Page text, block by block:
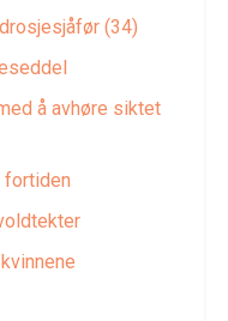
(34)
å avhøre siktet
fortiden